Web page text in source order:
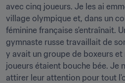
avec cinq joueurs. Je les ai
village olympique et, dans un
féminine française s'entraînait.
gymnaste russe travaillait de
y avait un groupe de boxeurs et
joueurs étaient bouche bée. Je
attirer leur attention pour tout